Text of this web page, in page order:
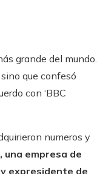
grande del mundo.
que confesó
con ‘BBC
numeros y
una empresa de
expresidente de